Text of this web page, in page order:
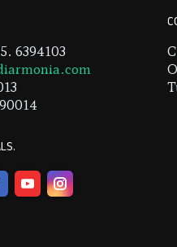
6394103